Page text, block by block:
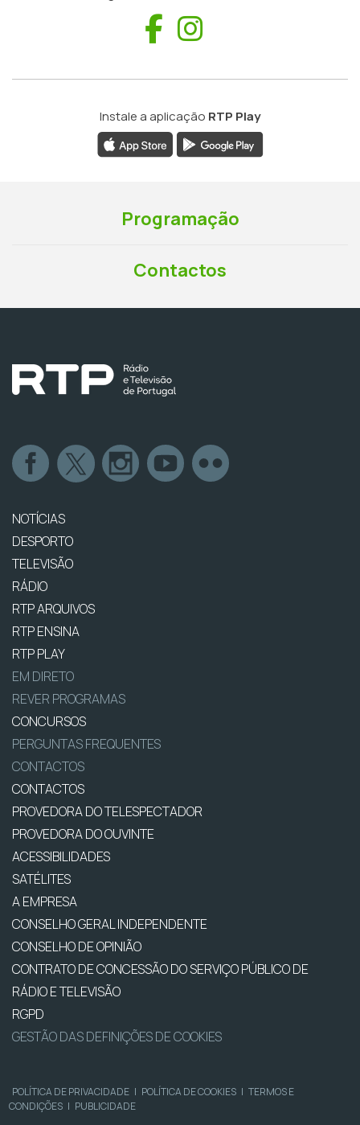
Facebook
Instale a aplicação RTP Play
Programação
Contactos
NOTÍCIAS
DESPORTO
TELEVISÃO
RÁDIO
RTP ARQUIVOS
RTP ENSINA
RTP PLAY
EM DIRETO
REVER PROGRAMAS
CONCURSOS
PERGUNTAS FREQUENTES
CONTACTOS
CONTACTOS
PROVEDORA DO TELESPECTADOR
PROVEDORA DO OUVINTE
ACESSIBILIDADES
SATÉLITES
A EMPRESA
CONSELHO GERAL INDEPENDENTE
CONSELHO DE OPINIÃO
CONTRATO DE CONCESSÃO DO SERVIÇO PÚBLICO DE
RÁDIO E TELEVISÃO
RGPD
GESTÃO DAS DEFINIÇÕES DE COOKIES
POLÍTICA DE PRIVACIDADE | POLÍTICA DE COOKIES | TERMOS E
CONDIÇÕES | PUBLICIDADE